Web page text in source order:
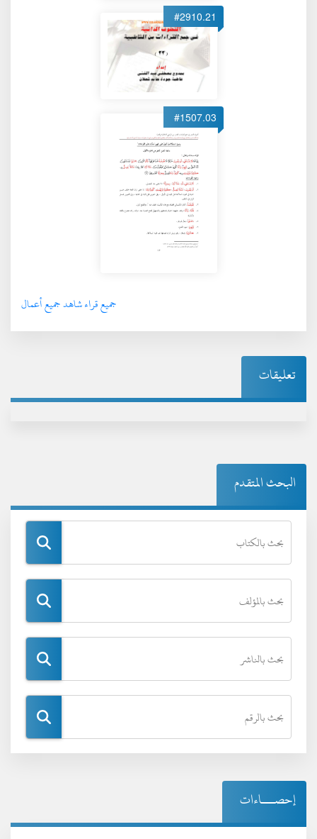
#2910.21
#1507.03
جميع قراء شاهد جميع أعمال
تعليقات
البحث المتقدم
إحصـــاءات